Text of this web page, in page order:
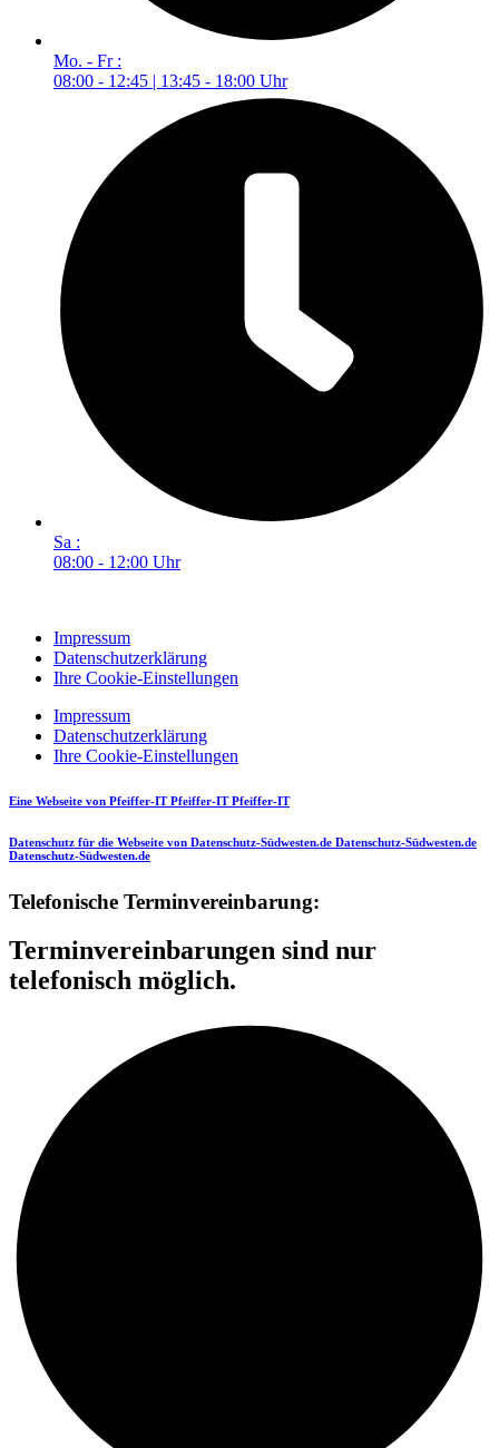
Mo. - Fr :
08:00 - 12:45 | 13:45 - 18:00 Uhr
Sa :
08:00 - 12:00 Uhr
Impressum
Datenschutzerklärung
Ihre Cookie-Einstellungen
Impressum
Datenschutzerklärung
Ihre Cookie-Einstellungen
Eine Webseite von Pfeiffer-ITPfeiffer-ITPfeiffer-IT
Datenschutz für die Webseite von Datenschutz-Südwesten.de Datenschutz-Südwesten.de
Datenschutz-Südwesten.de
Telefonische Terminvereinbarung:
Terminvereinbarungen sind nur
telefonisch möglich.